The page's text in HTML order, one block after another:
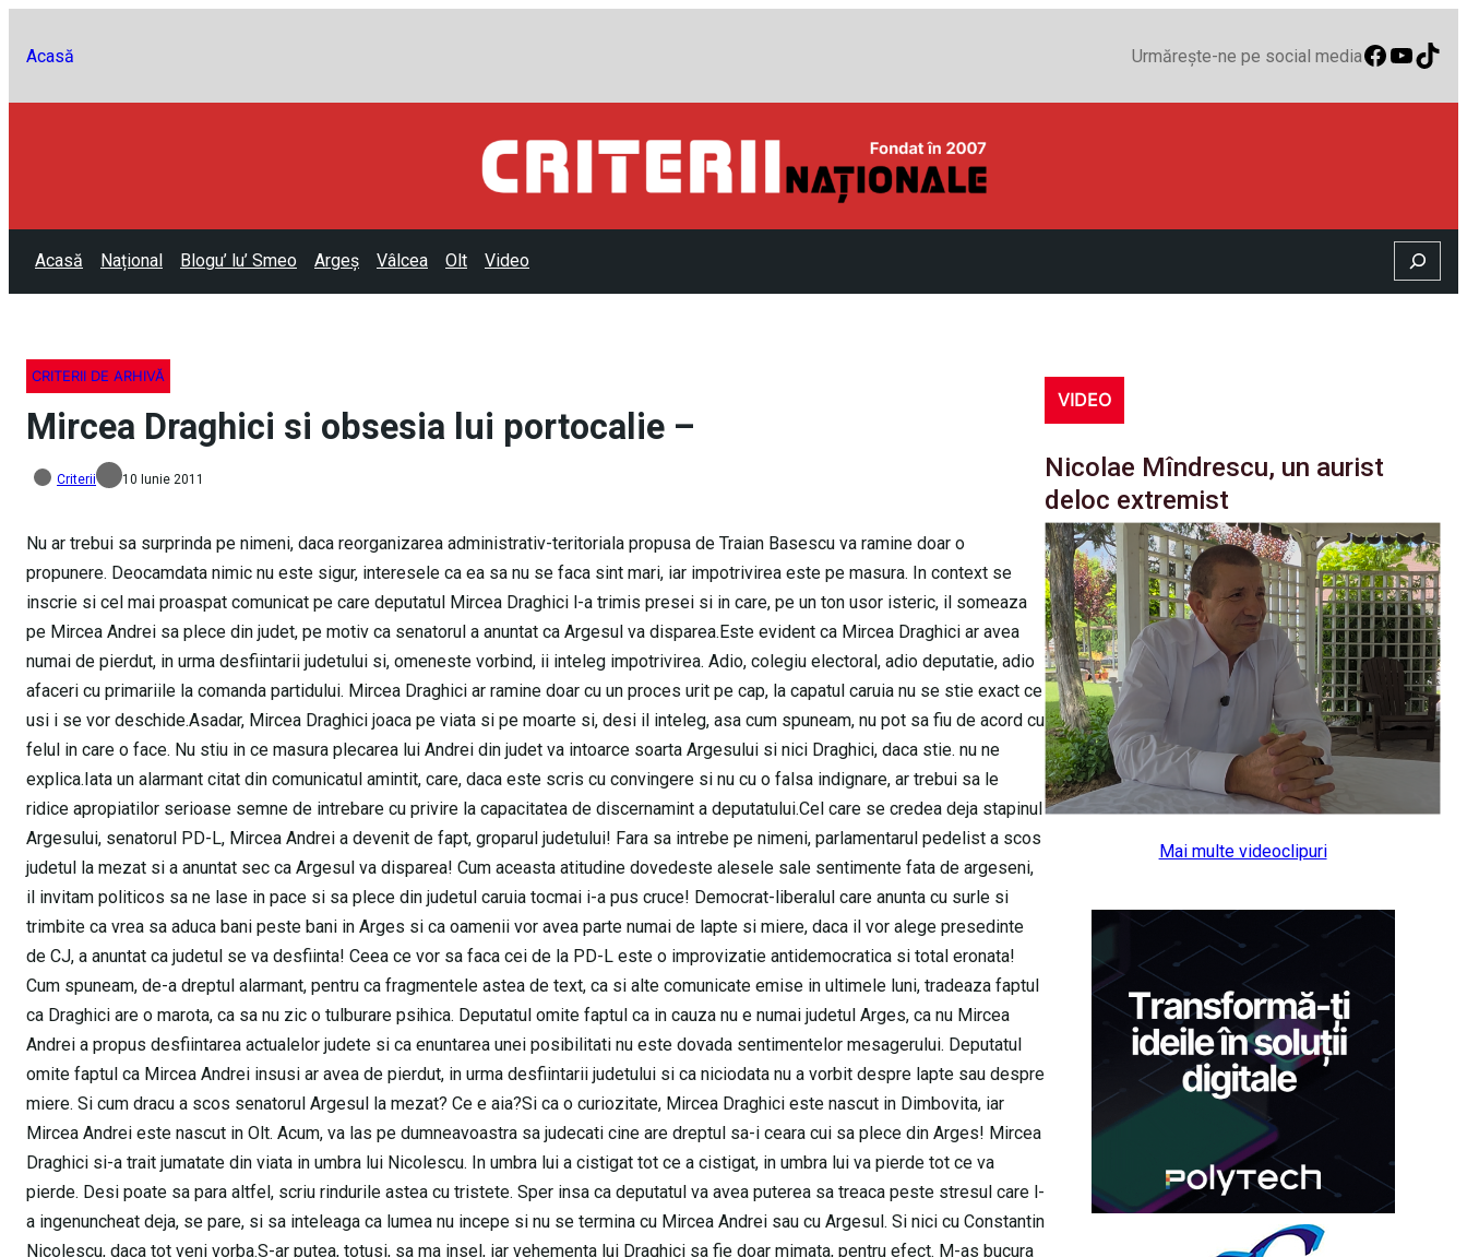
Acasă Urmărește-ne pe social media
Acasă Național Blogu’ lu’ Smeo Argeș Vâlcea Olt Video Search
CRITERII DE ARHIVĂ
Mircea Draghici si obsesia lui portocalie –
Criterii 10 Iunie 2011
Nu ar trebui sa surprinda pe nimeni, daca reorganizarea administrativ-teritoriala propusa de Traian Basescu va ramine doar o
propunere. Deocamdata nimic nu este sigur, interesele ca ea sa nu se faca sint mari, iar impotrivirea este pe masura. In context se
inscrie si cel mai proaspat comunicat pe care deputatul Mircea Draghici l-a trimis presei si in care, pe un ton usor isteric, il someaza
pe Mircea Andrei sa plece din judet, pe motiv ca senatorul a anuntat ca Argesul va disparea.Este evident ca Mircea Draghici ar avea
numai de pierdut, in urma desfiintarii judetului si, omeneste vorbind, ii inteleg impotrivirea. Adio, colegiu electoral, adio deputatie, adio
afaceri cu primariile la comanda partidului. Mircea Draghici ar ramine doar cu un proces urit pe cap, la capatul caruia nu se stie exact ce
usi i se vor deschide.Asadar, Mircea Draghici joaca pe viata si pe moarte si, desi il inteleg, asa cum spuneam, nu pot sa fiu de acord cu
felul in care o face. Nu stiu in ce masura plecarea lui Andrei din judet va intoarce soarta Argesului si nici Draghici, daca stie. nu ne
explica.Iata un alarmant citat din comunicatul amintit, care, daca este scris cu convingere si nu cu o falsa indignare, ar trebui sa le
ridice apropiatilor serioase semne de intrebare cu privire la capacitatea de discernamint a deputatului.Cel care se credea deja stapinul
Argesului, senatorul PD-L, Mircea Andrei a devenit de fapt, groparul judetului! Fara sa intrebe pe nimeni, parlamentarul pedelist a scos
judetul la mezat si a anuntat sec ca Argesul va disparea! Cum aceasta atitudine dovedeste alesele sale sentimente fata de argeseni,
il invitam politicos sa ne lase in pace si sa plece din judetul caruia tocmai i-a pus cruce! Democrat-liberalul care anunta cu surle si
trimbite ca vrea sa aduca bani peste bani in Arges si ca oamenii vor avea parte numai de lapte si miere, daca il vor alege presedinte
de CJ, a anuntat ca judetul se va desfiinta! Ceea ce vor sa faca cei de la PD-L este o improvizatie antidemocratica si total eronata!
Cum spuneam, de-a dreptul alarmant, pentru ca fragmentele astea de text, ca si alte comunicate emise in ultimele luni, tradeaza faptul
ca Draghici are o marota, ca sa nu zic o tulburare psihica. Deputatul omite faptul ca in cauza nu e numai judetul Arges, ca nu Mircea
Andrei a propus desfiintarea actualelor judete si ca enuntarea unei posibilitati nu este dovada sentimentelor mesagerului. Deputatul
omite faptul ca Mircea Andrei insusi ar avea de pierdut, in urma desfiintarii judetului si ca niciodata nu a vorbit despre lapte sau despre
miere. Si cum dracu a scos senatorul Argesul la mezat? Ce e aia?Si ca o curiozitate, Mircea Draghici este nascut in Dimbovita, iar
Mircea Andrei este nascut in Olt. Acum, va las pe dumneavoastra sa judecati cine are dreptul sa-i ceara cui sa plece din Arges! Mircea
Draghici si-a trait jumatate din viata in umbra lui Nicolescu. In umbra lui a cistigat tot ce a cistigat, in umbra lui va pierde tot ce va
pierde. Desi poate sa para altfel, scriu rindurile astea cu tristete. Sper insa ca deputatul va avea puterea sa treaca peste stresul care l-
a ingenuncheat deja, se pare, si sa inteleaga ca lumea nu incepe si nu se termina cu Mircea Andrei sau cu Argesul. Si nici cu Constantin
Nicolescu, daca tot veni vorba.S-ar putea, totusi, sa ma insel, iar vehementa lui Draghici sa fie doar mimata, pentru efect. M-as bucura
VIDEO
Nicolae Mîndrescu, un aurist
deloc extremist
Mai multe videoclipuri